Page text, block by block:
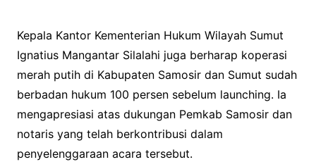
Kepala Kantor Kementerian Hukum Wilayah Sumut
Ignatius Mangantar Silalahi juga berharap koperasi
merah putih di Kabupaten Samosir dan Sumut sudah
berbadan hukum 100 persen sebelum launching. Ia
mengapresiasi atas dukungan Pemkab Samosir dan
notaris yang telah berkontribusi dalam
penyelenggaraan acara tersebut.